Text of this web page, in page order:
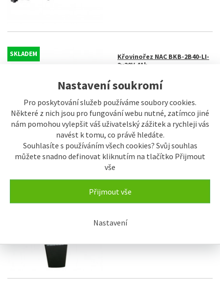
Nastavení soukromí
Pro poskytování služeb používáme soubory cookies.
Některé z nich jsou pro fungování webu nutné, zatímco jiné
nám pomohou vylepšit váš uživatelský zážitek a rychleji vás
navést k tomu, co právě hledáte.
Souhlasíte s používáním všech cookies? Svůj souhlas
můžete snadno definovat kliknutím na tlačítko Přijmout
vše
Přijmout vše
Nastavení
SKLADEM
Křovinořez NAC BKB-2B40-LI-
2x20V 4Ah
SKLADEM
322 Kč